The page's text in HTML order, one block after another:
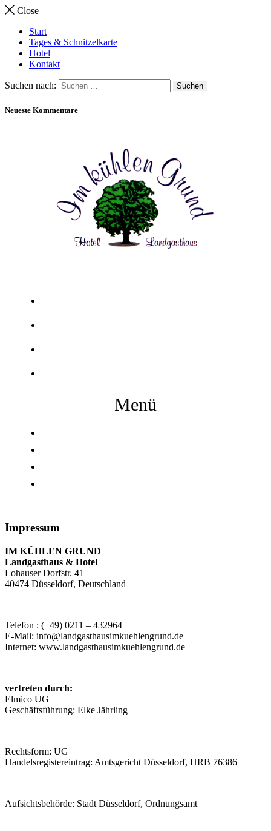
Close
Start
Tages & Schnitzelkarte
Hotel
Kontakt
Suchen nach:
Neueste Kommentare
Menü
Impressum
IM KÜHLEN GRUND
Landgasthaus & Hotel
Lohauser Dorfstr. 41
40474 Düsseldorf, Deutschland
Telefon : (+49) 0211 – 432964
E-Mail: info@landgasthausimkuehlengrund.de
Internet: www.landgasthausimkuehlengrund.de
vertreten durch:
Elmico UG
Geschäftsführung: Elke Jährling
Rechtsform: UG
Handelsregistereintrag: Amtsgericht Düsseldorf, HRB 76386
Aufsichtsbehörde: Stadt Düsseldorf, Ordnungsamt